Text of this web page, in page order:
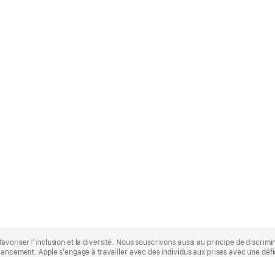
l’inclusion et la diversité. Nous souscrivons aussi au principe de
Apple s’engage à travailler avec des individus aux prises avec une